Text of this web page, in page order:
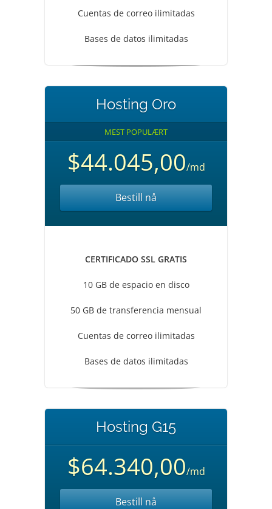
Cuentas de correo ilimitadas
Bases de datos ilimitadas
Hosting Oro
MEST POPULÆRT
$44.045,00/md
Bestill nå
CERTIFICADO SSL GRATIS
10 GB de espacio en disco
50 GB de transferencia mensual
Cuentas de correo ilimitadas
Bases de datos ilimitadas
Hosting G15
$64.340,00/md
Bestill nå